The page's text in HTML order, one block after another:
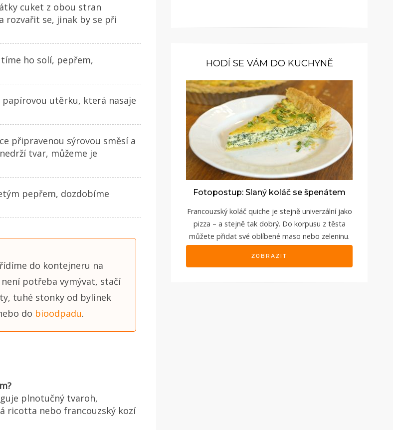
cuket z obou stran
rozvařit se, jinak by se při
ho solí, pepřem,
papírovou utěrku, která nasaje
připravenou sýrovou směsí a
tvar, můžeme je
pepřem, dozdobíme
do kontejneru na
není potřeba vymývat, stačí
tuhé stonky od bylinek
do bioodpadu.
plnotučný tvaroh,
ricotta nebo francouzský kozí
HODÍ SE VÁM DO KUCHYNĚ
Fotopostup: Slaný koláč se špenátem
Francouzský koláč quiche je stejně univerzální jako
pizza – a stejně tak dobrý. Do korpusu z těsta
můžete přidat své oblíbené maso nebo zeleninu.
ZOBRAZIT